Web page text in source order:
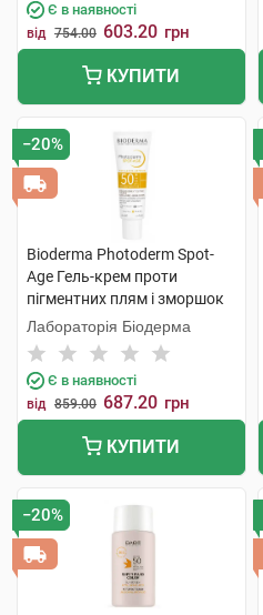
Є в наявності
від 754.00 603.20 грн
КУПИТИ
−20%
Bioderma Photoderm Spot-
Age Гель-крем проти
пігментних плям і зморшок
SPF50+ 40 мл 1 туба
Лабораторія Біодерма
Є в наявності
від 859.00 687.20 грн
КУПИТИ
−20%